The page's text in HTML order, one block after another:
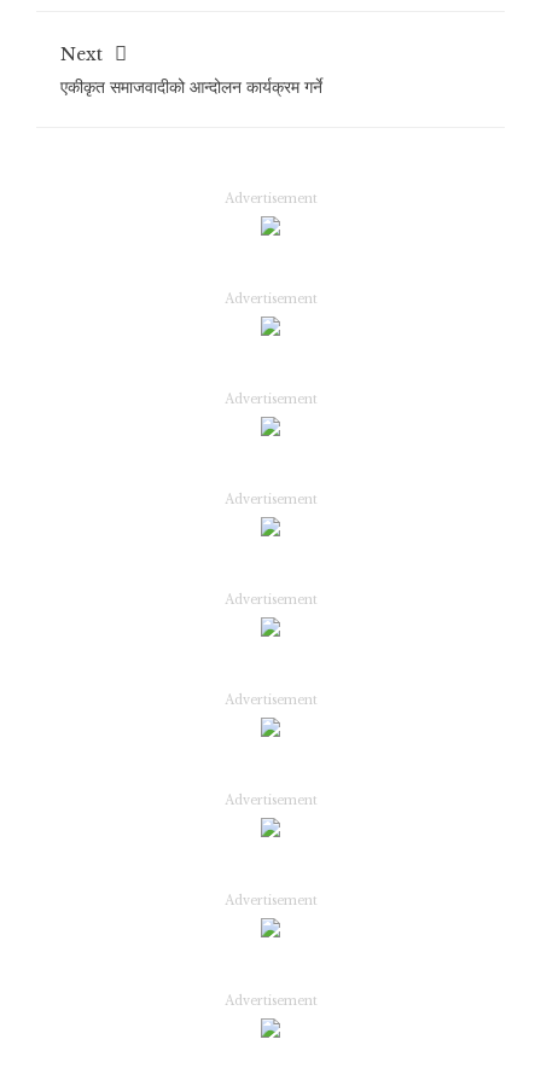
Next
एकीकृत समाजवादीको आन्दोलन कार्यक्रम गर्ने
Advertisement
Advertisement
Advertisement
Advertisement
Advertisement
Advertisement
Advertisement
Advertisement
Advertisement